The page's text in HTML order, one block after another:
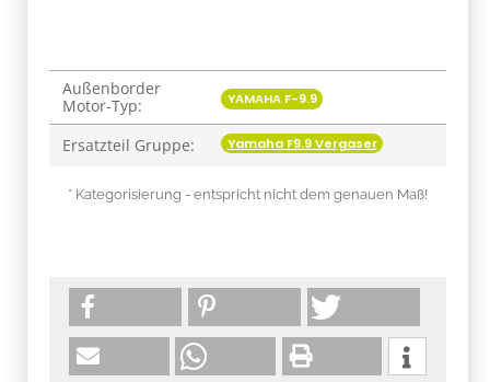
Produkteigenschaft
Wert
Außenborder
Motor-Typ:
YAMAHA F-9.9
Ersatzteil Gruppe: Yamaha F9.9 Vergaser
* Kategorisierung - entspricht nicht dem genauen Maß!